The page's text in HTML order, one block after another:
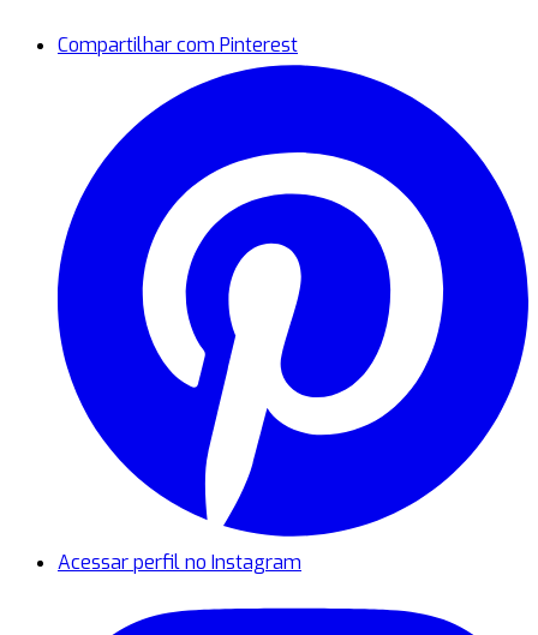
Compartilhar com Pinterest
Acessar perfil no Instagram